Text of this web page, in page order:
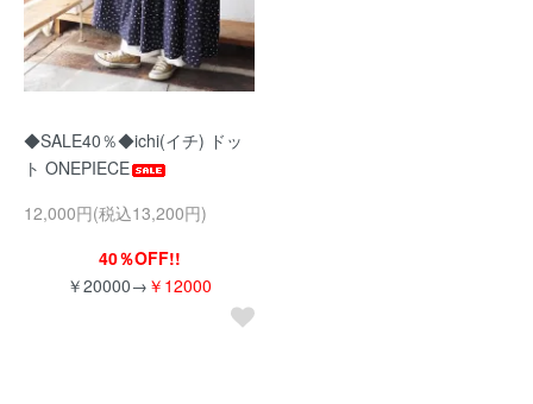
◆SALE40％◆ichi(イチ) ドッ
ト ONEPIECE
12,000円(税込13,200円)
40％OFF!!
￥20000→ ￥12000